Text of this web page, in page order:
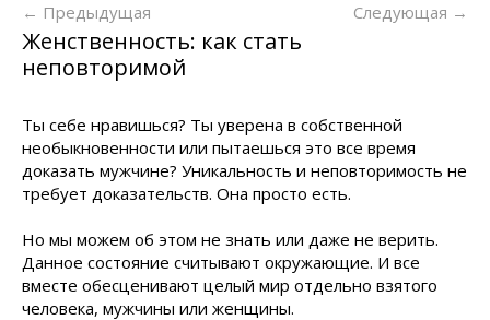
← Предыдущая Следующая →
Женственность: как стать
неповторимой
Ты себе нравишься? Ты уверена в собственной
необыкновенности или пытаешься это все время
доказать мужчине? Уникальность и неповторимость не
требует доказательств. Она просто есть.
Но мы можем об этом не знать или даже не верить.
Данное состояние считывают окружающие. И все
вместе обесценивают целый мир отдельно взятого
человека, мужчины или женщины.